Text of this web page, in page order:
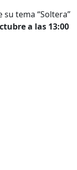
tema “Soltera”
a las 13:00